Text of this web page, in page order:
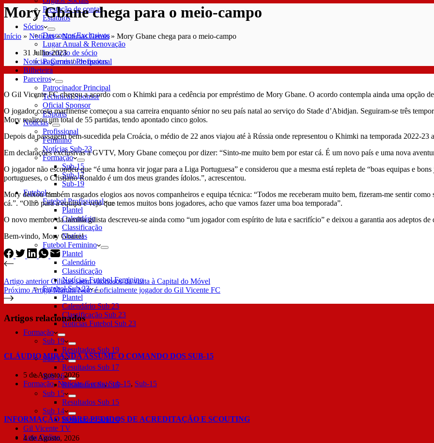
Prestação de contas
Estatutos
Sócios
Descontos Exclusivos
Lugar Anual & Renovação
Inscrição de sócio
Pagamento de quotas
Bilheteira
Parceiros
Patrocinador Principal
Technical Sponsor
Oficial Sponsor
ESports
Notícias
Profissional
Feminino
Notícias Sub-23
Formação
Sub-15
Sub-17
Sub-19
Futebol
Futebol Profissional
Plantel
Calendário
Classificação
Notícias
Futebol Feminino
Plantel
Calendário
Classificação
Notícias Futebol Feminino
Futebol Sub 23
Plantel
Calendário Sub 23
Classificação Sub 23
Notícias Futebol Sub 23
Formação
Sub 19
Resultados Sub 19
Sub 17
Resultados Sub 17
Sub 16
Resultados Sub 16
Sub 15
Resultados Sub 15
Sub 14
Resultados Sub 14
Gil Vicente TV
Loja Online
Mory Gbane chega para o meio-campo
Início » Notícias»Notícias Gerais» Mory Gbane chega para o meio-campo
31 Julho 2023
Notícias Gerais/Profissional
O Gil Vicente FC chegou a acordo com o Khimki para a cedência por empréstimo de Mory Gbane. O acordo contempla ainda uma opção
O jogador costa marfinense começou a sua carreira enquanto sénior no seu país natal ao serviço do Stade d’Abidjan. Seguiram-se três
Mory realizou um total de 55 partidas, tendo apontado cinco golos.
Depois da passagem bem-sucedida pela Croácia, o médio de 22 anos viajou até à Rússia onde representou o Khimki na temporada 2022-23
Em declarações exclusivas à GVTV, Mory Gbane começou por dizer: “Sinto-me muito bem por estar cá. É um novo país e uma nova
O jogador não escondeu que “é uma honra vir jogar para a Liga Portuguesa” e considerou que a mesma está repleta de “boas equipas e
portugueses, o Cristiano Ronaldo é um dos meus grandes ídolos.”, acrescentou.
Mory deixou também rasgados elogios aos novos companheiros e equipa técnica: “Todos me receberam muito bem, fizeram-me sentir
cá.”. “Olho para a equipa e vejo que temos muitos bons jogadores, acho que vamos fazer uma boa temporada”.
O novo membro da família gilista descreveu-se ainda como “um jogador com espírito de luta e sacrifício” e deixou a garantia aos adeptos de
Bem-vindo, Mory Gbane!
Artigo anteriorGilistas saem vitoriosos da visita à Capital do Móvel
Próximo Artigo Martim Neto é oficialmente jogador do Gil Vicente FC
Artigos relacionados
CLÁUDIO MIRANDA ASSUME O COMANDO DOS SUB-15
5 de Agosto, 2026
Formação,Notícias Gerais,Sub-15, Sub-15
INFORMAÇÃO SOBRE PEDIDOS DE ACREDITAÇÃO E SCOUTING
4 de Agosto, 2026